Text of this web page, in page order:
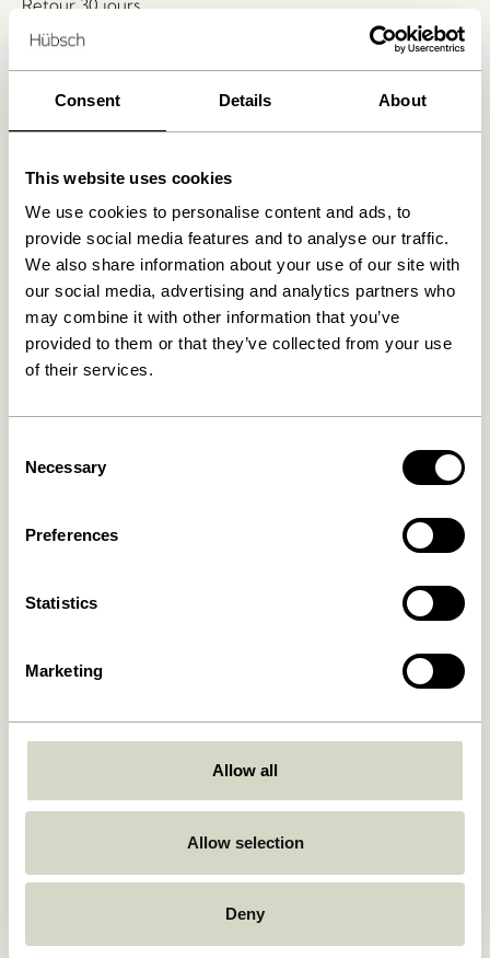
Consent Details About
This website uses cookies
We use cookies to personalise content and ads, to
provide social media features and to analyse our traffic.
We also share information about your use of our site with
our social media, advertising and analytics partners who
may combine it with other information that you’ve
provided to them or that they’ve collected from your use
of their services.
Selection
Necessary
Preferences
Statistics
Marketing
Allow all
Allow selection
Deny
Retour 30 jours
Livraison gratuite à partir de
419,00kr.
449,00kr.
Muted Coussin d Gris foncé
249,00kr.
Ajouter au panier